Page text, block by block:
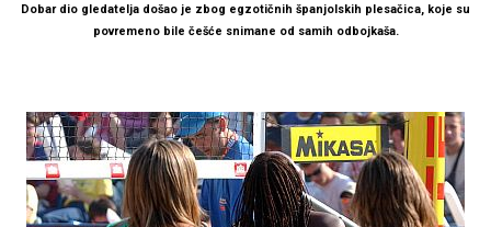
Dobar dio gledatelja došao je zbog egzotičnih španjolskih plesačica, koje su
povremeno bile češće snimane od samih odbojkaša.